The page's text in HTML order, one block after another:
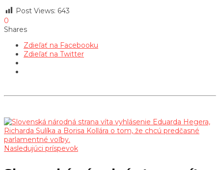
Post Views: 643
0
Shares
Zdieľať na Facebooku
Zdieľať na Twitter
Nasledujúci príspevok